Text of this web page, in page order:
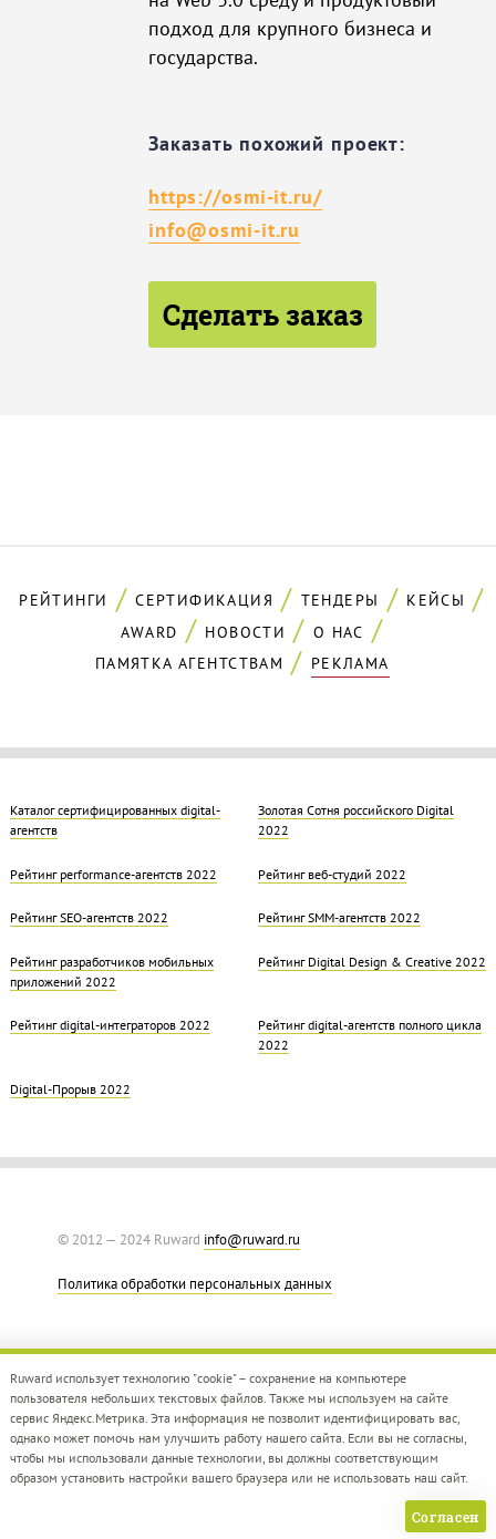
подход для крупного бизнеса и
государства.
Заказать похожий проект:
https://osmi-it.ru/
info@osmi-it.ru
Сделать заказ
РЕЙТИНГИ СЕРТИФИКАЦИЯ ТЕНДЕРЫ
КЕЙСЫ
AWARD
НОВОСТИ
О НАС
ПАМЯТКА АГЕНТСТВАМ
РЕКЛАМА
Каталог сертифицированных digital-
агентств
Золотая Cотня российского Digital
2022
Рейтинг performance-агентств 2022 Рейтинг веб-студий 2022
Рейтинг SEO-агентств 2022 Рейтинг SMM-агентств 2022
Рейтинг разработчиков мобильных
приложений 2022
Рейтинг Digital Design & Creative 2022
Рейтинг digital-интеграторов 2022
Рейтинг digital-агентств полного цикла
2022
Digital-Прорыв 2022
© 2012 — 2024 Ruward info@ruward.ru
Политика обработки персональных данных
Дизайн –Red Collar
Создание сайта –Integrate
Ruward использует технологию "cookie" – сохранение на компьютере
пользователя небольших текстовых файлов. Также мы используем на сайте
сервис Яндекс.Метрика. Эта информация не позволит идентифицировать вас,
однако может помочь нам улучшить работу нашего сайта. Если вы не согласны,
чтобы мы использовали данные технологии, вы должны соответствующим
образом установить настройки вашего браузера или не использовать наш сайт.
Согласен